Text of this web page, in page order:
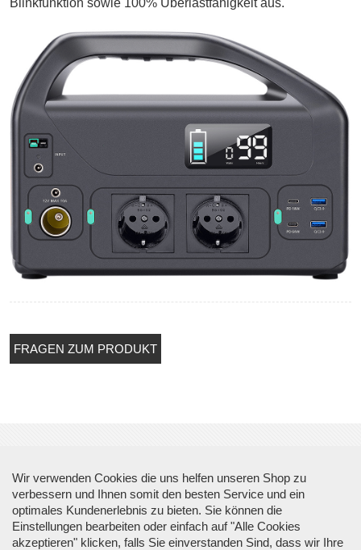
Blinkfunktion sowie 100% Überlastfähigkeit aus.
FRAGEN ZUM PRODUKT
Über Top Sicherheit
Informationen
Wir verwenden Cookies die uns helfen unseren Shop zu
verbessern und Ihnen somit den besten Service und ein
optimales Kundenerlebnis zu bieten. Sie können die
Einstellungen bearbeiten oder einfach auf "Alle Cookies
akzeptieren" klicken, falls Sie einverstanden Sind, dass wir Ihre